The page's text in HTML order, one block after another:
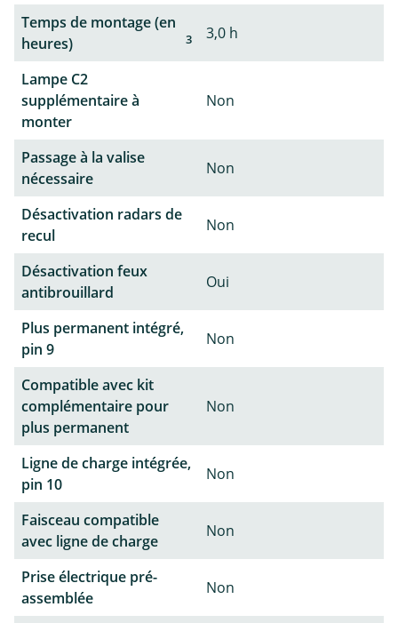
Temps de montage (en
heures)
3 3,0 h
Lampe C2
supplémentaire à
monter
Non
Passage à la valise
nécessaire
Non
Désactivation radars de
recul
Non
Désactivation feux
antibrouillard
Oui
Plus permanent intégré,
pin 9
Non
Compatible avec kit
complémentaire pour
plus permanent
Non
Ligne de charge intégrée,
pin 10
Non
Faisceau compatible
avec ligne de charge
Non
Prise électrique pré-
assemblée
Non